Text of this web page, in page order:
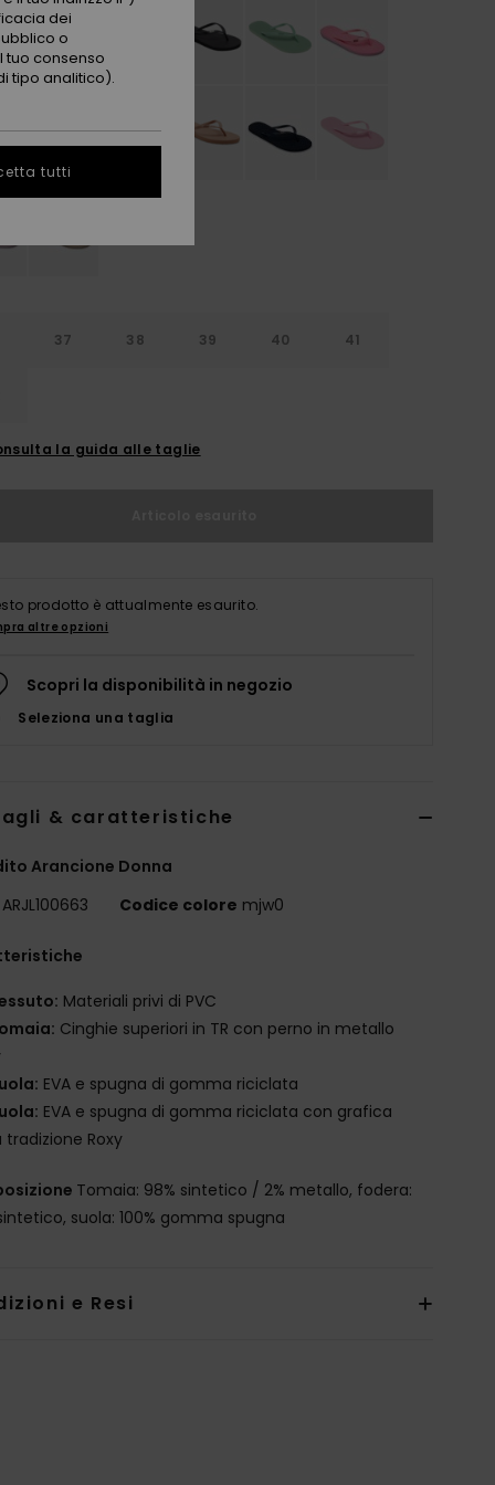
37 38 39 40 41
la guida alle taglie
prodotto è attualmente esaurito.
altre opzioni
Scopri la disponibilità in negozio
Seleziona una taglia
& caratteristiche
Arancione Donna
ARJL100663 Codice colore mjw0
Materiali privi di PVC
Cinghie superiori in TR con perno in metallo
EVA e spugna di gomma riciclata
EVA e spugna di gomma riciclata con grafica
tradizione Roxy
Tomaia: 98% sintetico / 2% metallo, fodera:
suola: 100% gomma spugna
e Resi
dei
o
tuo consenso
tipo analitico).
tutti